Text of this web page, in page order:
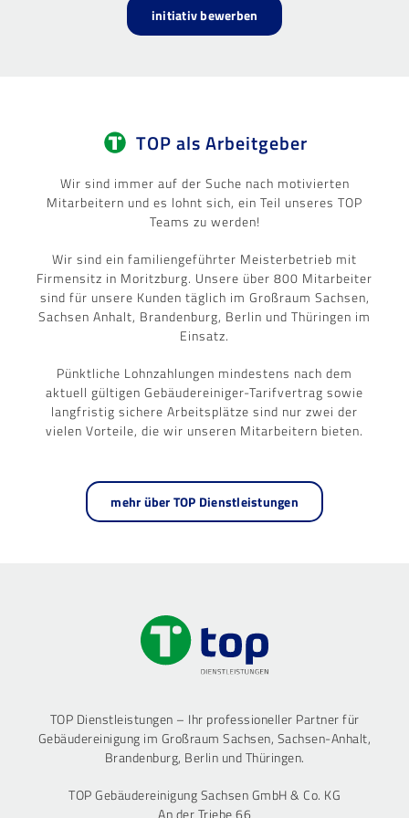
initiativ bewerben
TOP als Arbeitgeber
Wir sind immer auf der Suche nach motivierten
Mitarbeitern und es lohnt sich, ein Teil unseres TOP
Teams zu werden!
Wir sind ein familiengeführter Meisterbetrieb mit
Firmensitz in Moritzburg. Unsere über 800 Mitarbeiter
sind für unsere Kunden täglich im Großraum Sachsen,
Sachsen Anhalt, Brandenburg, Berlin und Thüringen im
Einsatz.
Pünktliche Lohnzahlungen mindestens nach dem
aktuell gültigen Gebäudereiniger-Tarifvertrag sowie
langfristig sichere Arbeitsplätze sind nur zwei der
vielen Vorteile, die wir unseren Mitarbeitern bieten.
mehr über TOP Dienstleistungen
TOP Dienstleistungen – Ihr professioneller Partner für
Gebäudereinigung im Großraum Sachsen, Sachsen-Anhalt,
Brandenburg, Berlin und Thüringen.
TOP Gebäudereinigung Sachsen GmbH & Co. KG